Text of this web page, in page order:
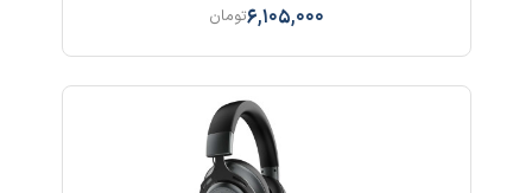
6,105,000تومان